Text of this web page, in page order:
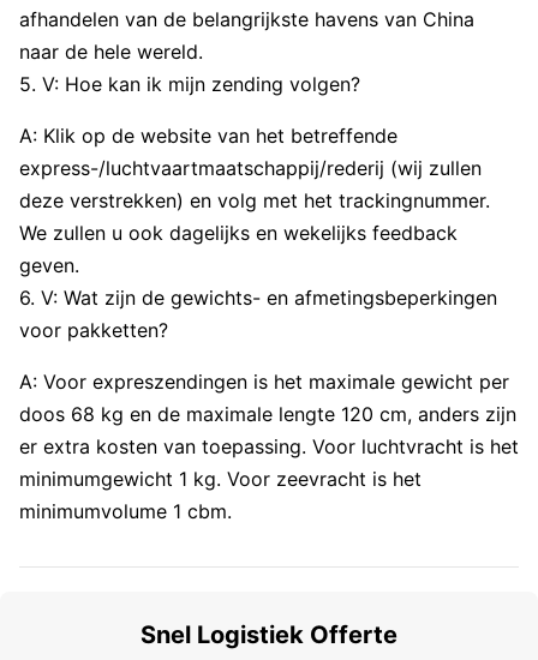
afhandelen van de belangrijkste havens van China
naar de hele wereld.
5. V: Hoe kan ik mijn zending volgen?
A: Klik op de website van het betreffende
express-/luchtvaartmaatschappij/rederij (wij zullen
deze verstrekken) en volg met het trackingnummer.
We zullen u ook dagelijks en wekelijks feedback
geven.
6. V: Wat zijn de gewichts- en afmetingsbeperkingen
voor pakketten?
A: Voor expreszendingen is het maximale gewicht per
doos 68 kg en de maximale lengte 120 cm, anders zijn
er extra kosten van toepassing. Voor luchtvracht is het
minimumgewicht 1 kg. Voor zeevracht is het
minimumvolume 1 cbm.
Snel Logistiek Offerte